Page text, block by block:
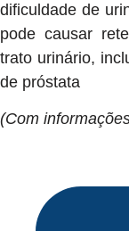
dificuldade de
pode causar
trato urinário,
de próstata
(Com